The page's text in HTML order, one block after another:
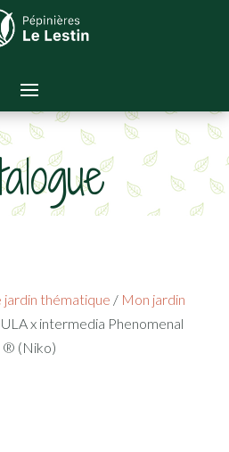
jardin thématique / Mon jardin
x intermedia Phenomenal
® (Niko)